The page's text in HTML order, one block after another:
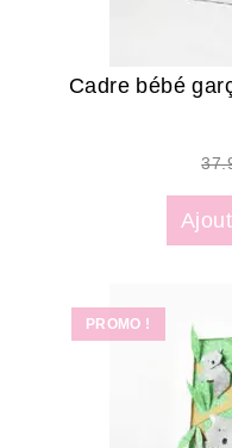
Cadre bébé
PROMO !